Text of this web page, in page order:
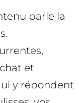
parle la
et
y répondent